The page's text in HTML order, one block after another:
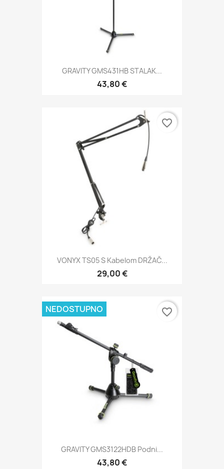
GRAVITY GMS431HB STALAK...
43,80 €
VONYX TS05 S Kabelom DRŽAČ...
29,00 €
favorite_border
GRAVITY GMS3122HDB Podni...
43,80 €
NEDOSTUPNO favorite_border